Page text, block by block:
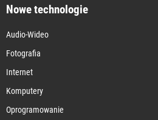
Nowe technologie
Audio-Wideo
Fotografia
Internet
Komputery
Oprogramowanie